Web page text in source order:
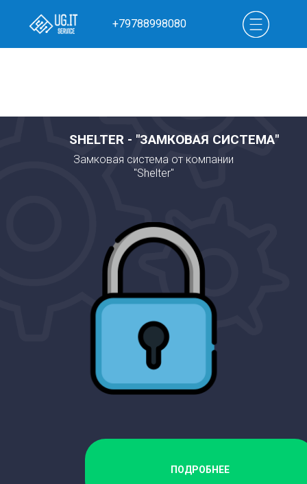
+79788998080
ПРОЙТИ КВИЗ
SHELTER - "ЗАМКОВАЯ СИСТЕМА"
ПОДРОБНЕЕ
Замковая система от компании
"Shelter"